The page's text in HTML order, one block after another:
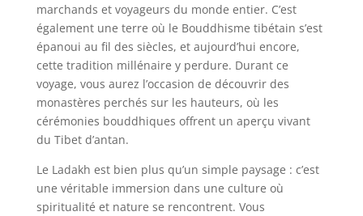
marchands et voyageurs du monde entier. C’est
également une terre où le Bouddhisme tibétain s’est
épanoui au fil des siècles, et aujourd’hui encore,
cette tradition millénaire y perdure. Durant ce
voyage, vous aurez l’occasion de découvrir des
monastères perchés sur les hauteurs, où les
cérémonies bouddhiques offrent un aperçu vivant
du Tibet d’antan.
Le Ladakh est bien plus qu’un simple paysage : c’est
une véritable immersion dans une culture où
spiritualité et nature se rencontrent. Vous